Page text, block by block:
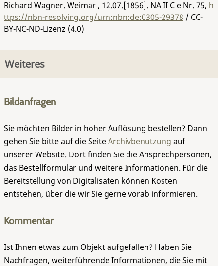
Richard Wagner. Weimar , 12.07.[1856]. NA II C e Nr. 75, h
ttps://nbn-resolving.org/urn:nbn:de:0305-29378 / CC-
BY-NC-ND-Lizenz (4.0)
Weiteres
Bildanfragen
Sie möchten Bilder in hoher Auflösung bestellen? Dann
gehen Sie bitte auf die SeiteArchivbenutzung auf
unserer Website. Dort finden Sie die Ansprechpersonen,
das Bestellformular und weitere Informationen. Für die
Bereitstellung von Digitalisaten können Kosten
entstehen, über die wir Sie gerne vorab informieren.
Kommentar
Ist Ihnen etwas zum Objekt aufgefallen? Haben Sie
Nachfragen, weiterführende Informationen, die Sie mit